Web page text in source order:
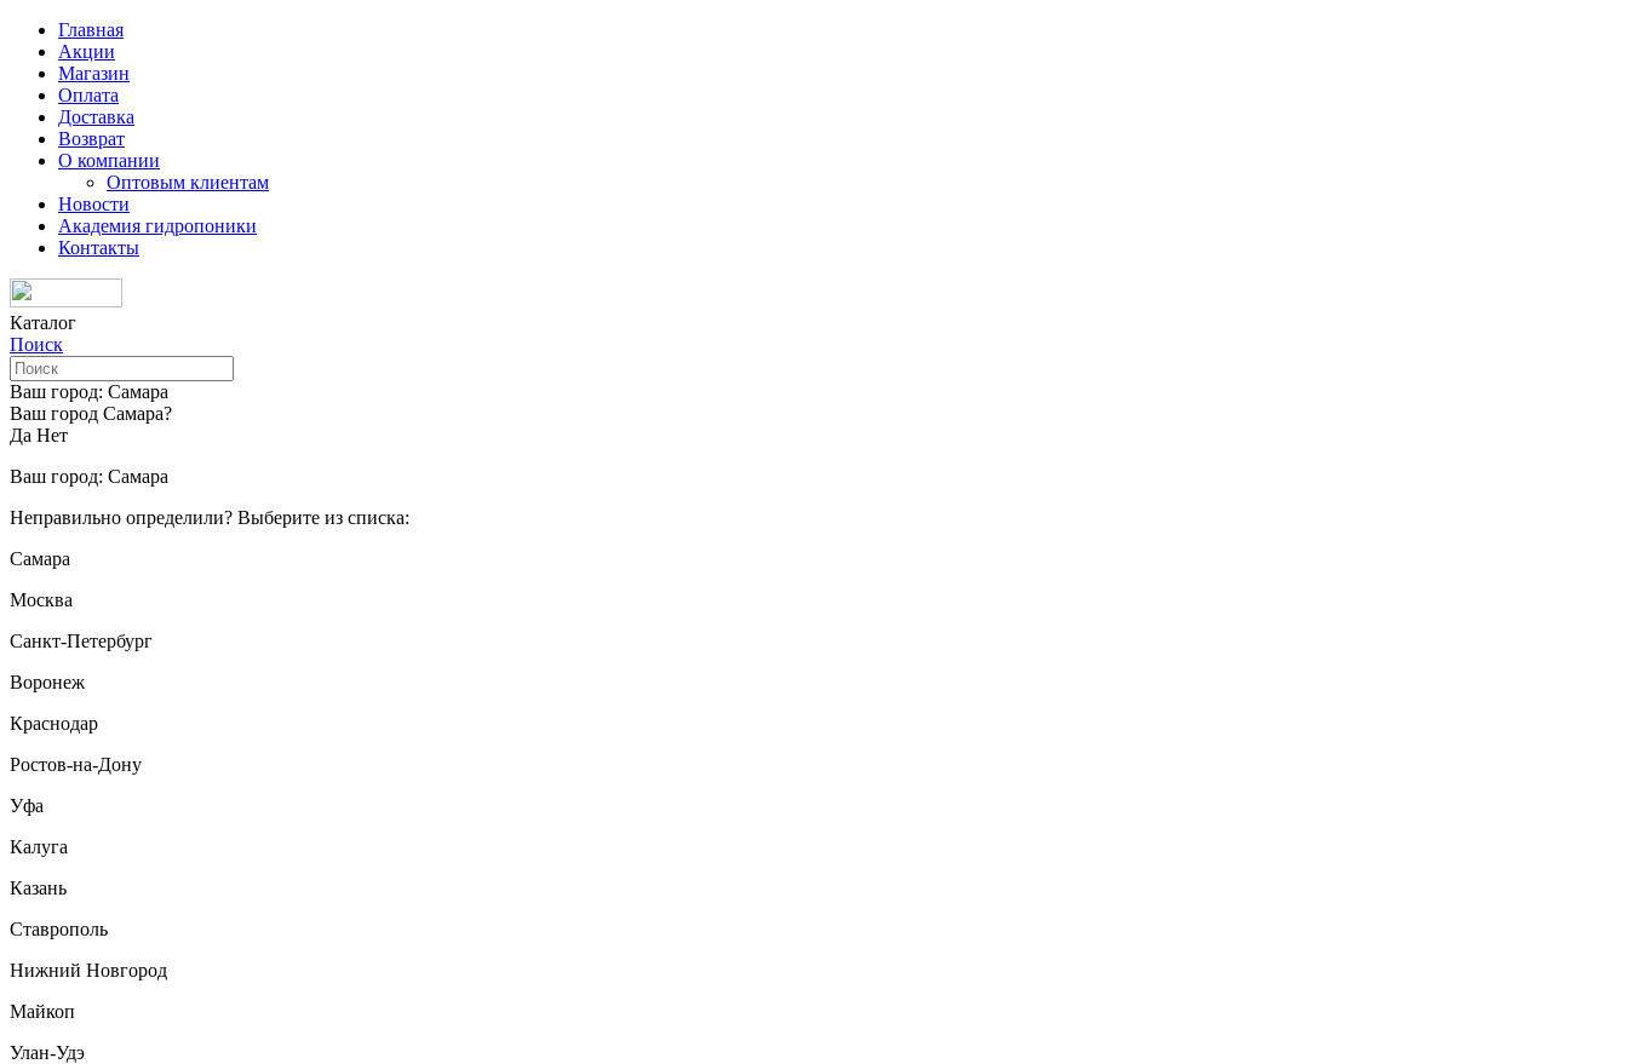
Главная
Акции
Магазин
Оплата
Доставка
Возврат
О компании
Оптовым клиентам
Новости
Академия гидропоники
Контакты
Каталог
Поиск
Ваш город: Самара
Ваш город Самара?
Да Нет
Ваш город: Самара
Неправильно определили? Выберите из списка:
Самара
Москва
Санкт-Петербург
Воронеж
Краснодар
Ростов-на-Дону
Уфа
Калуга
Казань
Ставрополь
Нижний Новгород
Майкоп
Улан-Удэ